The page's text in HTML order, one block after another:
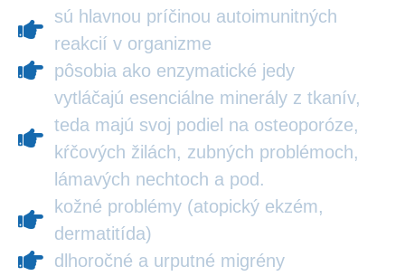
sú hlavnou príčinou autoimunitných
reakcií v organizme
pôsobia ako enzymatické jedy
vytláčajú esenciálne minerály z tkanív,
teda majú svoj podiel na osteoporóze,
kŕčových žilách, zubných problémoch,
lámavých nechtoch a pod.
kožné problémy (atopický ekzém,
dermatitída)
dlhoročné a urputné migrény